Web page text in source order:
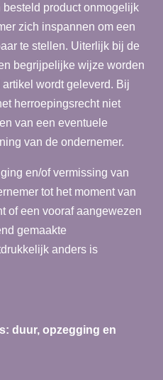
product onmogelijk
zich inspannen om een
te stellen. Uiterlijk bij de
begrijpelijke wijze worden
wordt geleverd. Bij
herroepingsrecht niet
van een eventuele
van de ondernemer.
en/of vermissing van
tot het moment van
of een vooraf aangewezen
gemaakte
anders is
duur, opzegging en